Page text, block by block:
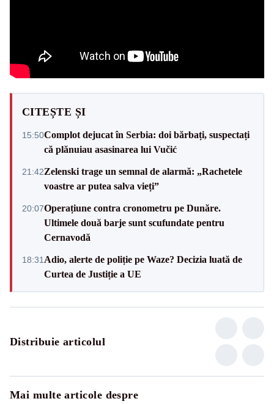
CITEȘTE ȘI
15:50Complot dejucat în Serbia: doi bărbați, suspectați
că plănuiau asasinarea lui Vučić
21:42Zelenski trage un semnal de alarmă: „Rachetele
voastre ar putea salva vieți”
20:07Operațiune contra cronometru pe Dunăre.
Ultimele două barje sunt scufundate pentru
Cernavodă
18:31 Adio, alerte de poliție pe Waze? Decizia luată de
Curtea de Justiție a UE
Distribuie articolul
Mai multe articole despre